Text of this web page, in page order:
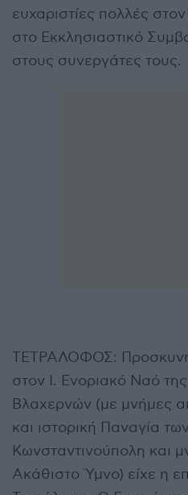
ευχαριστίες πολλές
στο Εκκλησιαστικό
στους συνεργάτες τους.
ΤΕΤΡΑΛΟΦΟΣ:
στον Ι. Ενοριακό Ναό
Βλαχερνών (με μνήμες
και ιστορική Παναγία
Κωνσταντινούπολη και
Ακάθιστο Ύμνο) είχε η